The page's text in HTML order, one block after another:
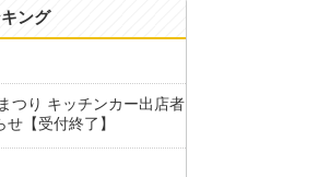
ング
つり キッチンカー出店者
【受付終了】